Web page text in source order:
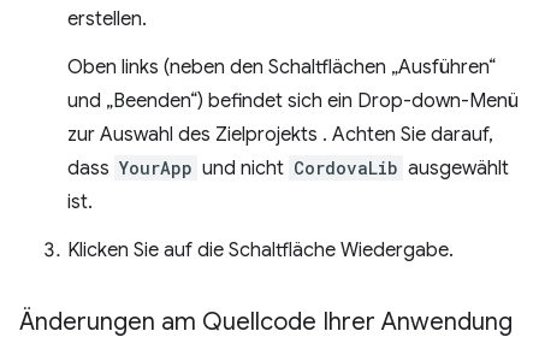
erstellen.
Oben links (neben den Schaltflächen „Ausführen“
und „Beenden“) befindet sich ein Drop-down-Menü
zur Auswahl des Zielprojekts . Achten Sie darauf,
dass YourApp und nicht CordovaLib ausgewählt
ist.
Klicken Sie auf die Schaltfläche Wiedergabe.
Änderungen am Quellcode Ihrer Anwendung